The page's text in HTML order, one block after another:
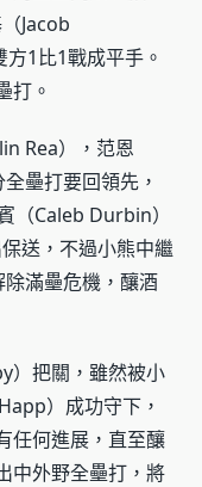
Jacob
1比1戰成平手。
打。
Rea），范恩
壘打要回領先，
（Caleb Durbin）
送，不過小熊中繼
滿壘危機，釀酒
）把關，雖然被小
）成功守下，
任何進展，直至釀
中外野全壘打，將